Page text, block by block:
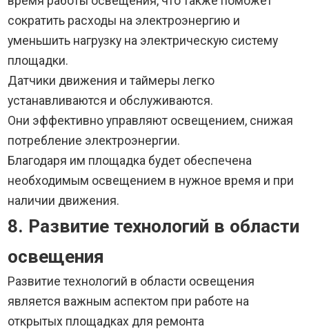
сократить расходы на электроэнергию и
уменьшить нагрузку на электрическую систему
площадки.
Датчики движения и таймеры легко
устанавливаются и обслуживаются.
Они эффективно управляют освещением, снижая
потребление электроэнергии.
Благодаря им площадка будет обеспечена
необходимым освещением в нужное время и при
наличии движения.
8. Развитие технологий в области
освещения
Развитие технологий в области освещения
является важным аспектом при работе на
открытых площадках для ремонта